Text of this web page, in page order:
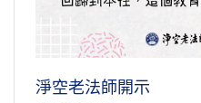
淨空老法師開示